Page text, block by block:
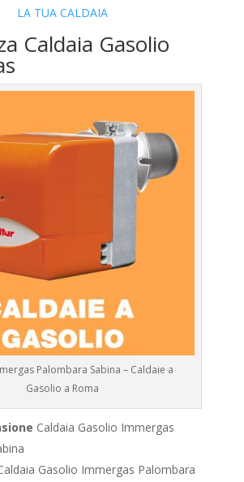
LA TUA CALDAIA
Caldaia Gasolio
Palombara Sabina – Caldaie a
Gasolio a Roma
Caldaia Gasolio Immergas
Gasolio Immergas Palombara